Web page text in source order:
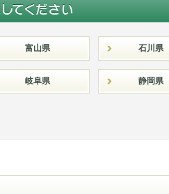
富山県 石川県
岐阜県 静岡県